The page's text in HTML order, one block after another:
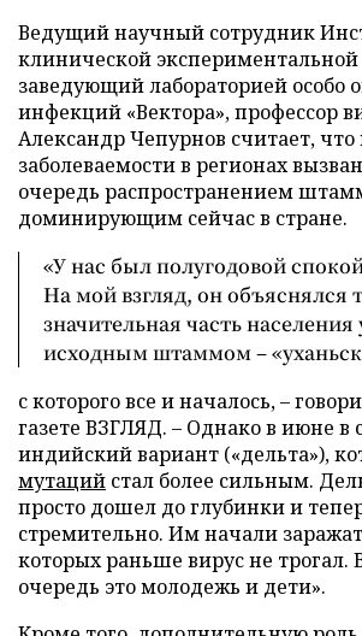
Ведущий научный сотрудник
клинической
заведующий лабораторией особо
инфекций «Вектора», профессор
Александр Чепурнов считает,
заболеваемости в регионах
очередь распространением
доминирующим сейчас в стране.
«У нас был полугодовой
На мой взгляд, он объяснялся
значительная часть
исходным штаммом –
с которого все и началось, –
газете ВЗГЛЯД. – Однако в июне
индийский вариант («дельта»),
мутаций стал более сильным.
просто дошел до глубинки и
стремительно. Им начали
которых раньше вирус не трогал.
очередь это молодежь и дети».